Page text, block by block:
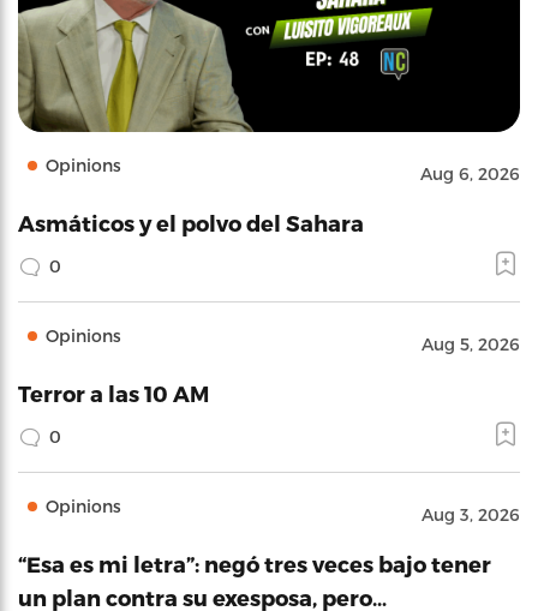
Opinions Aug 6, 2026
Asmáticos y el polvo del Sahara
0
Opinions Aug 5, 2026
Terror a las 10 AM
0
Opinions Aug 3, 2026
“Esa es mi letra”: negó tres veces bajo tener
un plan contra su exesposa, pero…